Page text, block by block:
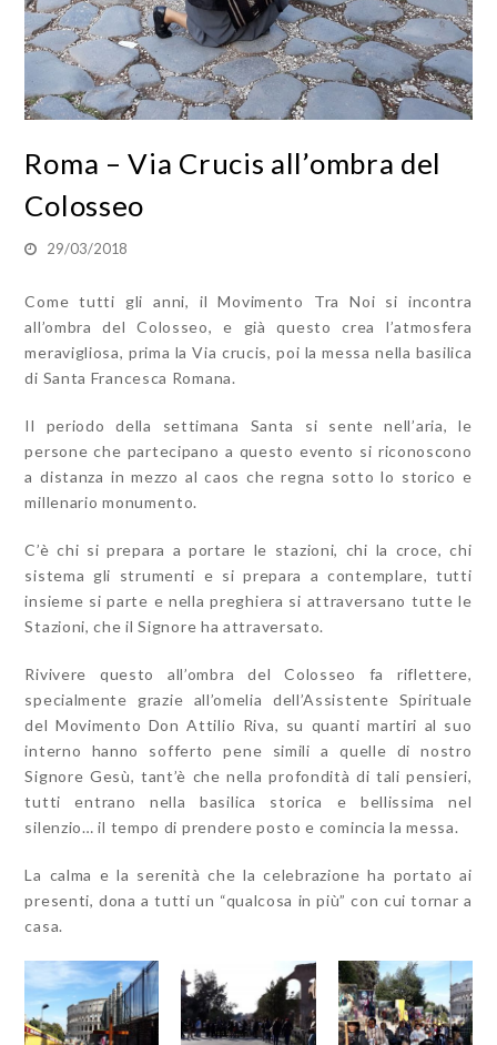
Roma – Via Crucis all’ombra del
Colosseo
29/03/2018
Come tutti gli anni, il Movimento Tra Noi si incontra
all’ombra del Colosseo, e già questo crea l’atmosfera
meravigliosa, prima la Via crucis, poi la messa nella basilica
di Santa Francesca Romana.
Il periodo della settimana Santa si sente nell’aria, le
persone che partecipano a questo evento si riconoscono
a distanza in mezzo al caos che regna sotto lo storico e
millenario monumento.
C’è chi si prepara a portare le stazioni, chi la croce, chi
sistema gli strumenti e si prepara a contemplare, tutti
insieme si parte e nella preghiera si attraversano tutte le
Stazioni, che il Signore ha attraversato.
Rivivere questo all’ombra del Colosseo fa riflettere,
specialmente grazie all’omelia dell’Assistente Spirituale
del Movimento Don Attilio Riva, su quanti martiri al suo
interno hanno sofferto pene simili a quelle di nostro
Signore Gesù, tant’è che nella profondità di tali pensieri,
tutti entrano nella basilica storica e bellissima nel
silenzio… il tempo di prendere posto e comincia la messa.
La calma e la serenità che la celebrazione ha portato ai
presenti, dona a tutti un “qualcosa in più” con cui tornar a
casa.